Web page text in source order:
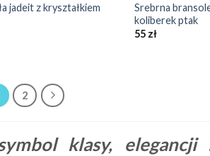
jadeit z kryształkiem
Srebrna
koliberek ptak
55 zł
2
klasy, elegancji